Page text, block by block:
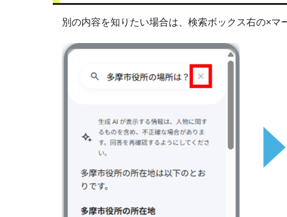
別の内容を知りたい場合は、検索ボックス右の×マ